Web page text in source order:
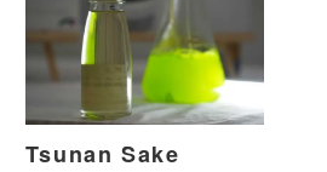
Tsunan Sake